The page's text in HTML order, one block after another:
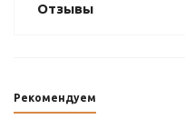
Отзывы
Рекомендуем